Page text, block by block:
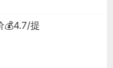
💰4.7/提